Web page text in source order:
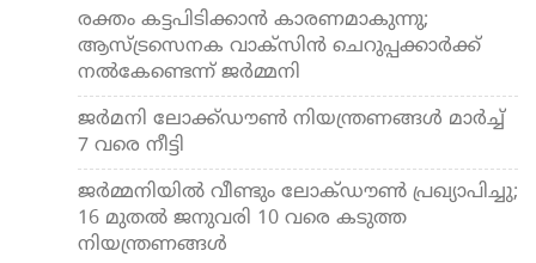
രക്തം കട്ടപിടിക്കാന്‍ കാരണമാകുന്നു;
ആസ്ട്രസെനക വാക്‌സിന്‍ ചെറുപ്പക്കാര്‍ക്ക്
നല്‍കേണ്ടെന്ന് ജര്‍മ്മനി
ജര്‍മനി ലോക്ക്ഡൗണ്‍ നിയന്ത്രണങ്ങള്‍ മാര്‍ച്ച്
7 വരെ നീട്ടി
ജര്‍മ്മനിയില്‍ വീണ്ടും ലോക്ഡൗണ്‍ പ്രഖ്യാപിച്ചു;
16 മുതല്‍ ജനുവരി 10 വരെ കടുത്ത
നിയന്ത്രണങ്ങള്‍